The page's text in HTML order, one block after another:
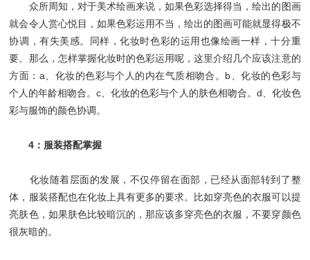
众所周知，对于美术绘画来说，如果色彩选择得当，绘出的图画
就会令人赏心悦目，如果色彩运用不当，绘出的图画可能就显得极不
协调，有失美感。同样，化妆时色彩的运用也像绘画一样，十分重
要。那么，怎样掌握化妆时的色彩运用呢，这里介绍几个应该注意的
方面：a、化妆的色彩与个人的内在气质相吻合。b、化妆的色彩与
个人的年龄相吻合。c、化妆的色彩与个人的肤色相吻合。d、化妆色
彩与服饰的颜色协调。
4：服装搭配掌握
化妆随着层面的发展，不仅停留在面部，已经从面部转到了整
体，服装搭配也在化妆上具有更多的要求。比如穿亮色的衣服可以提
亮肤色，如果肤色比较暗沉的，那应该多穿亮色的衣服，不要穿颜色
很灰暗的。